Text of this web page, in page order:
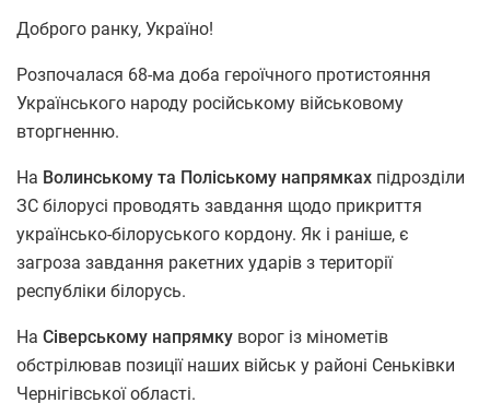
Доброго ранку, Україно!
Розпочалася 68-ма доба героїчного протистояння
Українського народу російському військовому
вторгненню.
На Волинському та Поліському напрямках підрозділи
ЗС білорусі проводять завдання щодо прикриття
українсько-білоруського кордону. Як і раніше, є
загроза завдання ракетних ударів з території
республіки білорусь.
На Сіверському напрямку ворог із мінометів
обстрілював позиції наших військ у районі Сеньківки
Чернігівської області.